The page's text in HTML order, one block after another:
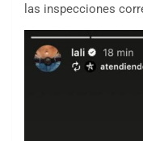
las inspecciones